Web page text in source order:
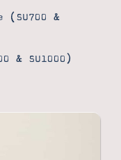
&
& SU1000)